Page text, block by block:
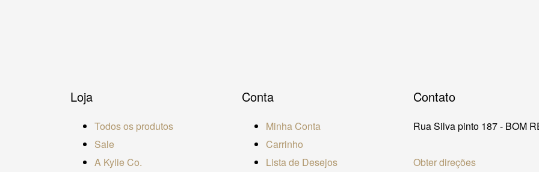
Loja
Todos os produtos
Sale
A Kylie Co.
Conta
Minha Conta
Carrinho
Lista de Desejos
Contato
Rua Silva pinto 187 - BOM
Obter direções